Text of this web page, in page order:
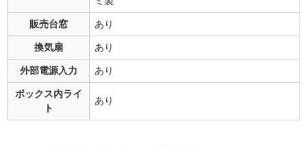
販売台窓 あり
換気扇 あり
外部電源入力 あり
ボックス内ライ
ト
あり